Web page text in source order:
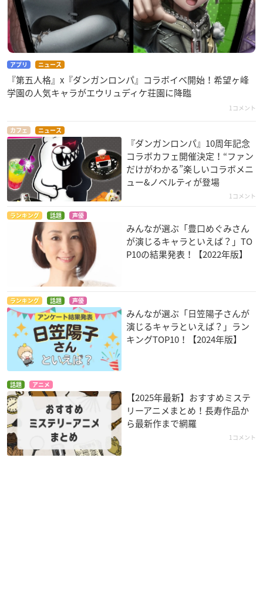
アプリ ニュース
『第五人格』x『ダンガンロンパ』コラボイベ開始！希望ヶ峰
学園の人気キャラがエウリュディケ荘園に降臨
1コメント
カフェ ニュース
『ダンガンロンパ』10周年記念
コラボカフェ開催決定！“ファン
だけがわかる”楽しいコラボメニ
ュー&ノベルティが登場
1コメント
ランキング 話題 声優
みんなが選ぶ「豊口めぐみさん
が演じるキャラといえば？」TO
P10の結果発表！【2022年版】
ランキング 話題 声優
みんなが選ぶ「日笠陽子さんが
演じるキャラといえば？」ラン
キングTOP10！【2024年版】
話題 アニメ
【2025年最新】おすすめミステ
リーアニメまとめ！長寿作品か
ら最新作まで網羅
1コメント